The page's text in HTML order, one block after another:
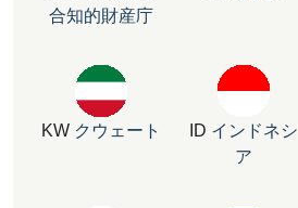
合知的財産庁
KW クウェート ID インドネシ
ア